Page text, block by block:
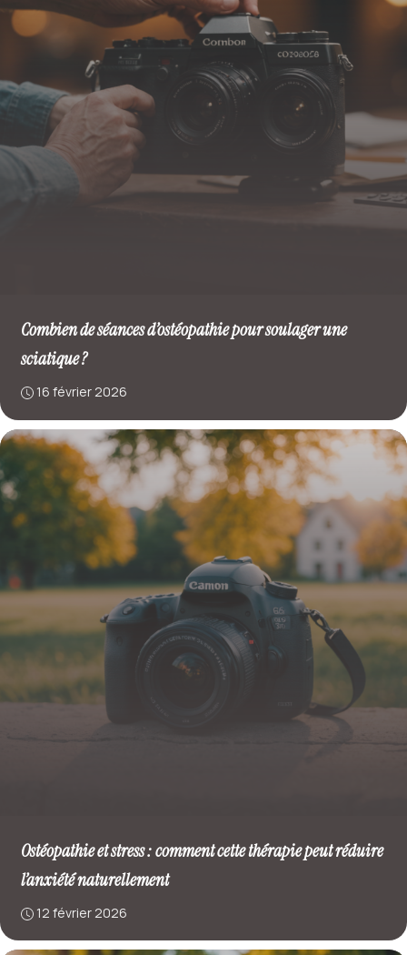
Combien de séances d’ostéopathie pour soulager une
sciatique ?
16 février 2026
Ostéopathie et stress : comment cette thérapie peut réduire
l’anxiété naturellement
12 février 2026